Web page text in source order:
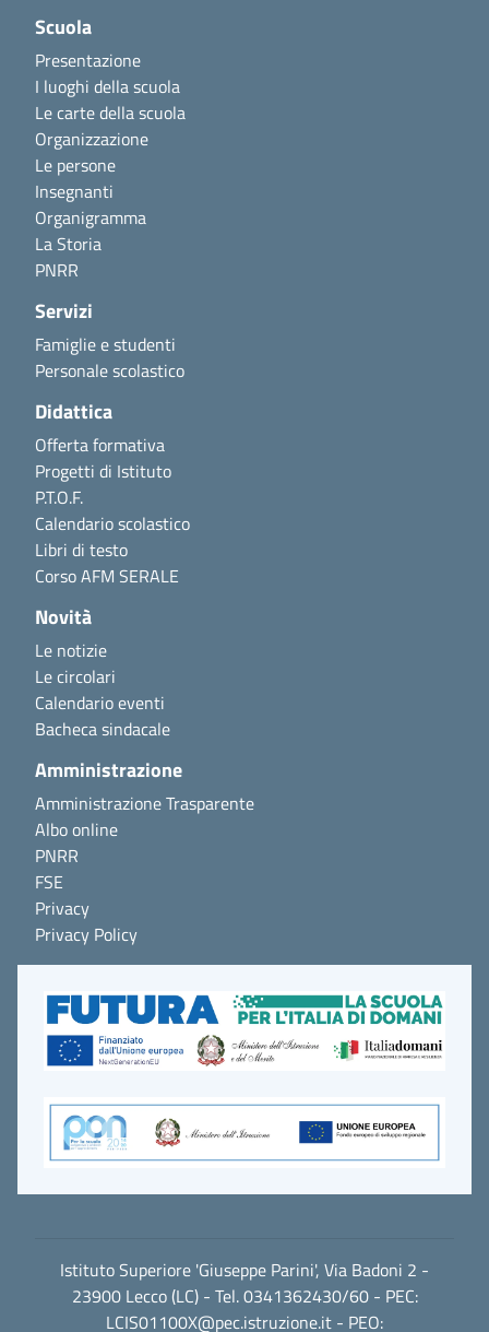
Scuola
Presentazione
I luoghi della scuola
Le carte della scuola
Organizzazione
Le persone
Insegnanti
Organigramma
La Storia
PNRR
Servizi
Famiglie e studenti
Personale scolastico
Didattica
Offerta formativa
Progetti di Istituto
P.T.O.F.
Calendario scolastico
Libri di testo
Corso AFM SERALE
Novità
Le notizie
Le circolari
Calendario eventi
Bacheca sindacale
Amministrazione
Amministrazione Trasparente
Albo online
PNRR
FSE
Privacy
Privacy Policy
Istituto Superiore 'Giuseppe Parini', Via Badoni 2 -
23900 Lecco (LC) - Tel. 0341362430/60 - PEC:
LCIS01100X@pec.istruzione.it - PEO: